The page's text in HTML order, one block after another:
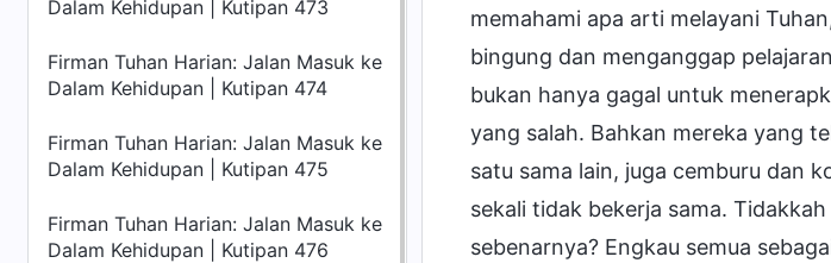
Dalam Kehidupan | Kutipan 473
Firman Tuhan Harian: Jalan Masuk ke
Dalam Kehidupan | Kutipan 474
Firman Tuhan Harian: Jalan Masuk ke
Dalam Kehidupan | Kutipan 475
Firman Tuhan Harian: Jalan Masuk ke
Dalam Kehidupan | Kutipan 476
memahami apa arti melayani
bingung dan menganggap
bukan hanya gagal untuk
yang salah. Bahkan mereka yang
satu sama lain, juga cemburu dan
sekali tidak bekerja sama.
sebenarnya? Engkau semua